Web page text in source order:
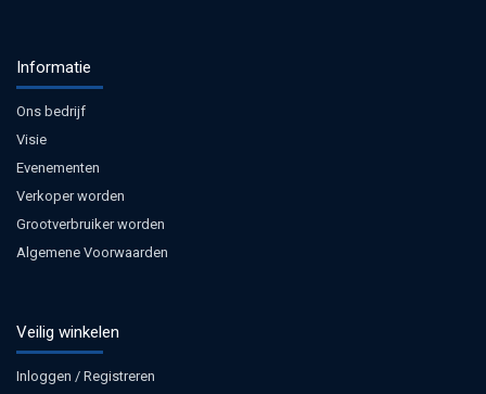
Informatie
Ons bedrijf
Visie
Evenementen
Verkoper worden
Grootverbruiker worden
Algemene Voorwaarden
Veilig winkelen
Inloggen / Registreren